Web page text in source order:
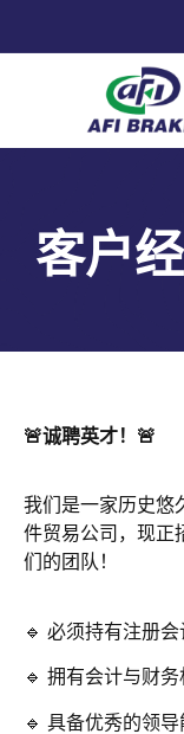
客户
🚨诚聘英才！ 🚨
我们是一家历史悠
件贸易公司，现正
们的团队！
🔹 必须持有注册
🔹 拥有会计与财
🔹 具备优秀的领